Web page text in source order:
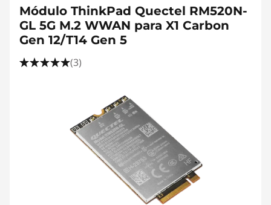
Módulo ThinkPad Quectel RM520N-
GL 5G M.2 WWAN para X1 Carbon
Gen 12/T14 Gen 5
(3)